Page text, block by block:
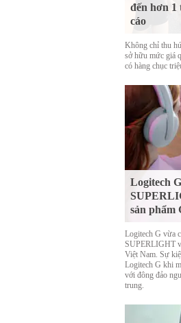
đến hơn 1
cáo
Không chỉ thu
sở hữu mức giá
có hàng chục
Logitech
sản phẩm
Logitech G vừa
SUPERLIGHT
Việt Nam. Sự
Logitech G khi
với đông đảo
trung.